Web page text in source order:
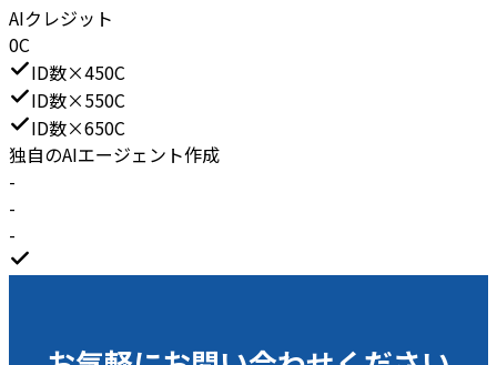
AIクレジット
0C
ID数×450C
ID数×550C
ID数×650C
独自のAIエージェント作成
-
-
-